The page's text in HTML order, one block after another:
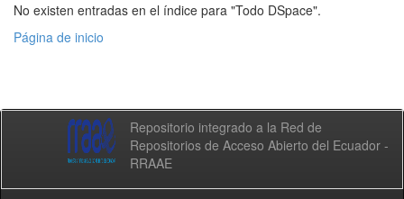
No existen entradas en el índice para "Todo DSpace".
Página de inicio
Repositorio integrado a la Red de
Repositorios de Acceso Abierto del Ecuador -
RRAAE